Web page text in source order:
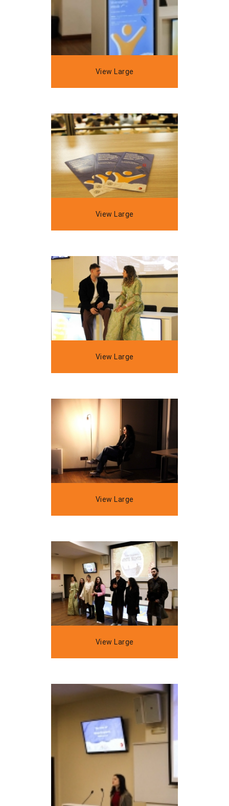
View Large
View Large
View Large
View Large
View Large